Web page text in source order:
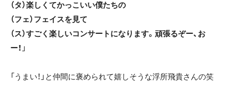
（タ）楽しくてかっこいい僕たちの
（フェ）フェイスを見て
（ス）すごく楽しいコンサートになります。頑張るぞー、お
ー！ 」
「うまい！」と仲間に褒められて嬉しそうな浮所飛貴さんの笑